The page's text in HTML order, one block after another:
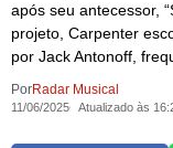
após seu antecessor,
projeto, Carpenter
por Jack Antonoff,
PorRadar Musical
11/06/2025 Atualizado às